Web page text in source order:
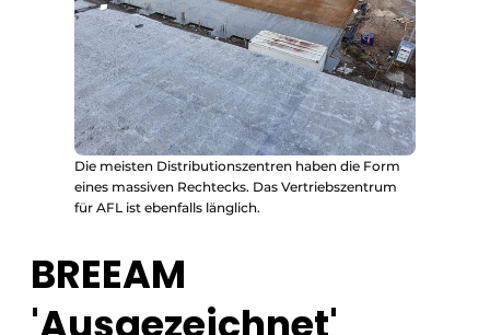
Die meisten Distributionszentren haben die Form
eines massiven Rechtecks. Das Vertriebszentrum
für AFL ist ebenfalls länglich.
BREEAM